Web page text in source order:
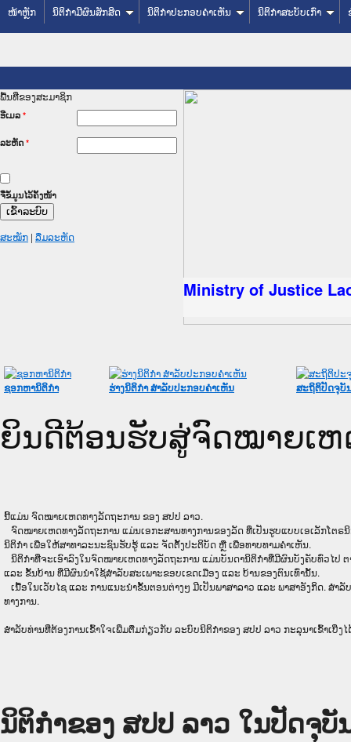
ໜ້າຫຼັກ ນິຕິກໍາມີຜົນສັກສິດ ນິຕິກໍາປະກອບຄໍາເຫັນ ນິຕິກໍາສະບັບເກົ່າ
ພື້ນທີ່ຂອງສະມາຊິກ
ອີເມລ *
ລະຫັດ *
ຈື່ຂໍ້ມູນໄວ້ຄັ້ງໜ້າ
ສະໝັກ | ລືມລະຫັດ
Ministry of Justice
ຊອກຫານິຕິກໍາ ຮ່າງນິຕິກໍາ ສໍາລັບປະກອບຄໍາເຫັນ ສະຖິຕິປັດຈຸບັ
ຍິນດີຕ້ອນຮັບສູ່ຈົດໝາຍເຫ
ນີ້ແມ່ນ ຈົດໝາຍເຫດທາງລັດຖະການ ຂອງ ສປປ ລາວ.
ຈົດໝາຍເຫດທາງລັດຖະການ ແມ່ນ​ເອ​ກະ​ສານ​ທາງ​ການ​ຂອງ​ລັດ ທີ່​ເປັນ​ຮູບ​ແບບ​ເອ​ເລັກ​ໂຕ​
ນິຕິກໍາ ເພື່ອໃຫ້​ສາ​ທາ​ລະ​ນະ​ຊົນ​ຮັບ​ຮູ້ ແລະ ຈັດ​ຕັ້ງ​ປະ​ຕິ​ບັດ ຫຼື ເພື່ອທາບທາມຄໍາເຫັນ.
ນິ​ຕິ​ກຳ​ທີ່​ຈະ​ເອົາ​ລົງ​ໃນ​ຈົດ​ໝາຍ​ເຫດ​ທາງ​ລັດ​ຖະ​ການ ​ແມ່ນ​ບັນ​ດາ​ນິ​ຕິ​ກຳ​ທີ່​ມີ​ຜົນ​ບັງ​ຄັບ​ທົ່ວ​ໄປ
ແລະ ຂັ້ນ​ບ້ານ ​ທີ່​ມີ​ຜົນ​ນຳ​ໃຊ້​ສຳ​ລັບ​ສະ​ເພາະ​ຂອບ​ເຂດ​ເມືອງ ແລະ ບ້ານ​ຂອງ​ຕົນ​ເທົ່າ​ນັ້ນ.
ເນື້ອໃນ​ເວັບ​ໄຊ​ ແລະ ການແນະນໍາຂັ້ນຕອນຕ່າງໆ ມີເປັນພາສາລາວ ແລະ ພາສາອັງກິດ. ສໍ
ທາງການ.
ສໍາລັບທ່ານທີ່ຕ້ອງການເຂົ້າໃຈເພີ່ມຕື່ມກ່ຽວກັບ ລະບົບນິຕິກຳຂອງ ສປປ ລາວ ກະລຸນາເຂົ້າເບີ່ງ
ນິຕິກຳຂອງ ສປປ ລາວ ໃນປັດຈຸ